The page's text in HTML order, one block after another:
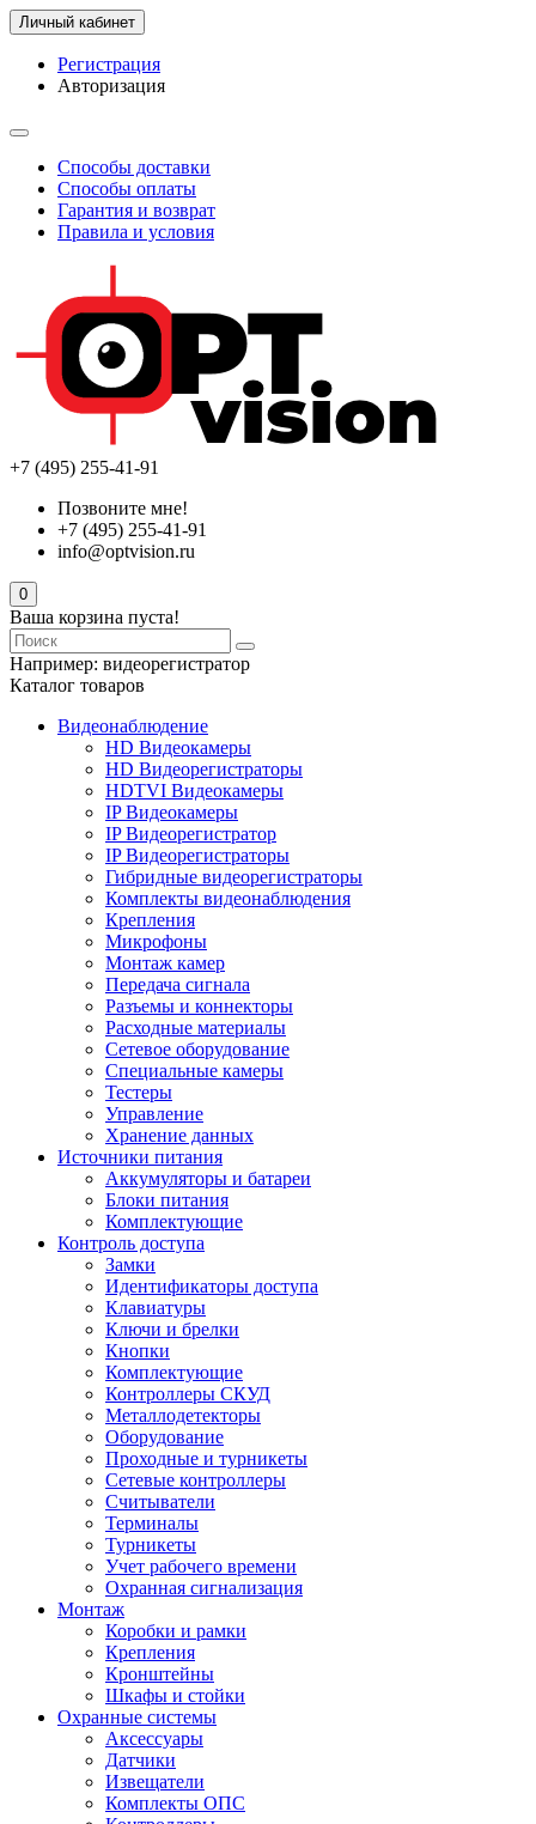
Личный кабинет
Регистрация
Авторизация
Способы доставки
Способы оплаты
Гарантия и возврат
Правила и условия
+7 (495) 255-41-91
Позвоните мне!
+7 (495) 255-41-91
info@optvision.ru
0
Ваша корзина пуста!
Например: видеорегистратор
Каталог товаров
Видеонаблюдение
HD Видеокамеры
HD Видеорегистраторы
HDTVI Видеокамеры
IP Видеокамеры
IP Видеорегистратор
IP Видеорегистраторы
Гибридные видеорегистраторы
Комплекты видеонаблюдения
Крепления
Микрофоны
Монтаж камер
Передача сигнала
Разъемы и коннекторы
Расходные материалы
Сетевое оборудование
Специальные камеры
Тестеры
Управление
Хранение данных
Источники питания
Аккумуляторы и батареи
Блоки питания
Комплектующие
Контроль доступа
Замки
Идентификаторы доступа
Клавиатуры
Ключи и брелки
Кнопки
Комплектующие
Контроллеры СКУД
Металлодетекторы
Оборудование
Проходные и турникеты
Сетевые контроллеры
Считыватели
Терминалы
Турникеты
Учет рабочего времени
Охранная сигнализация
Монтаж
Коробки и рамки
Крепления
Кронштейны
Шкафы и стойки
Охранные системы
Аксессуары
Датчики
Извещатели
Комплекты ОПС